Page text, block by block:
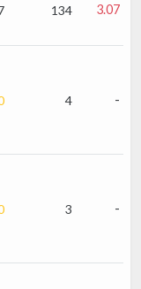
134 3.07
4 -
3 -